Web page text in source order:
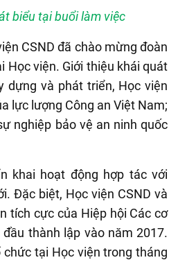
biểu tại buổi làm việc
CSND đã chào mừng đoàn
Học viện. Giới thiệu khái quát
dựng và phát triển, Học viện
lực lượng Công an Việt Nam;
nghiệp bảo vệ an ninh quốc
khai hoạt động hợp tác với
Đặc biệt, Học viện CSND và
tích cực của Hiệp hội Các cơ
thành lập vào năm 2017.
tại Học viện trong tháng